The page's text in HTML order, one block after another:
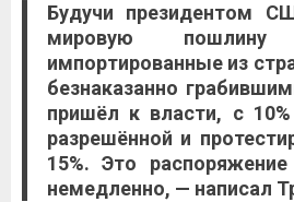
Будучи президентом
мировую
импортированные из
безнаказанно
пришёл к власти, с
разрешённой и
15%. Это
немедленно, — написал